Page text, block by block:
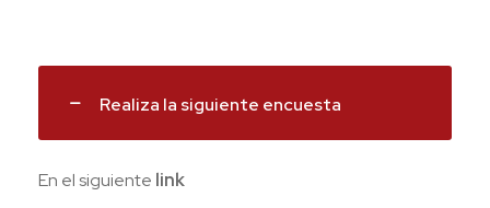
Realiza la siguiente encuesta
En el siguiente link